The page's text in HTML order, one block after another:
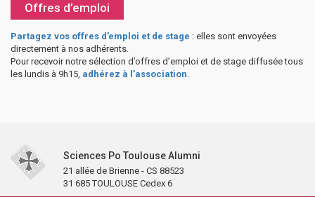
Offres d’emploi
Partagez vos offres d’emploi et de stage : elles sont envoyées
directement à nos adhérents.
Pour recevoir notre sélection d’offres d’emploi et de stage diffusée tous
les lundis à 9h15, adhérez à l’association.
Sciences Po Toulouse Alumni
21 allée de Brienne - CS 88523
31 685 TOULOUSE Cedex 6